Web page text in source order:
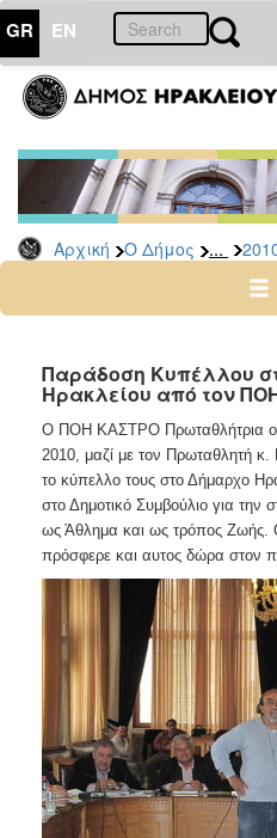
GR EN
Αρχική Ο Δήμος ...
ΔΗΜΟΣ
Δελτία
Τύπου
Αρχείο
2026
2024
2022
2021
2020
2019
2018
2017
2016
2015
2013
2012
2011
2010
2006
Παράδοση Κυπέλλου
Ηρακλείου από τον
Ο ΠΟΗ ΚΑΣΤΡΟ Πρωταθλήτρια
2010, μαζί με τον Πρωταθλητή
το κύπελλο τους στο Δήμαρχο
στο Δημοτικό Συμβούλιο για την
ως Άθλημα και ως τρόπος Ζωής.
πρόσφερε και αυτος δώρα στον